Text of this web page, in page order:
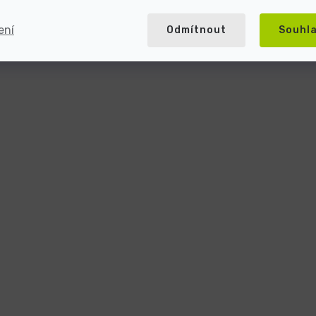
Odmítnout